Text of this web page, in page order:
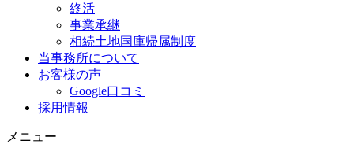
終活
事業承継
相続土地国庫帰属制度
当事務所について
お客様の声
Google口コミ
採用情報
メニュー